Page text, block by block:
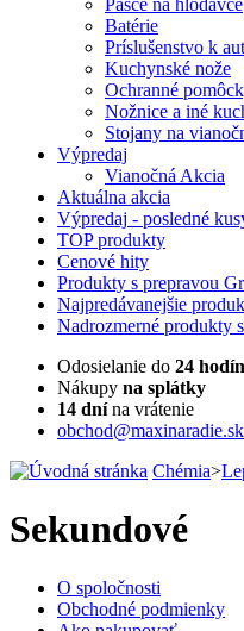
Pasce na hlodavce
Batérie
Príslušenstvo k
Kuchynské nože
Ochranné
Nožnice a iné
Stojany na
Výpredaj
Vianočná Akcia
Aktuálna akcia
Výpredaj - posledné
TOPprodukty
Cenové hity
Produkty s prepravou
Najpredávanejšie
Nadrozmerné produkty
Odosielanie do 24 hodín
Nákupy na splátky
14 dnína vrátenie
obchod@maxinaradie.sk
Chémia>
Sekundové
O spoločnosti
Obchodné podmienky